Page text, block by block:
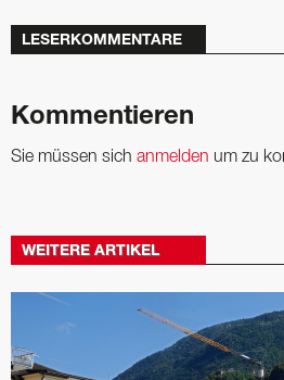
LESERKOMMENTARE
Kommentieren
Sie müssen sich anmelden um zu
WEITERE ARTIKEL